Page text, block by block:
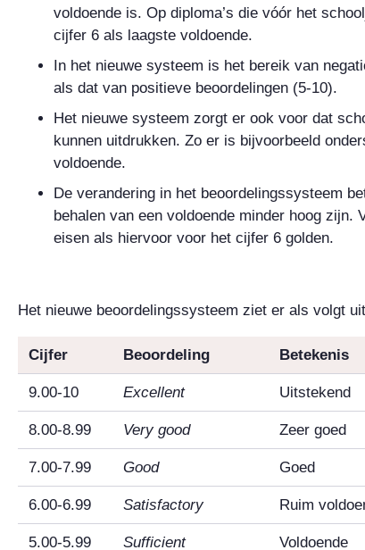
voldoende is. Op diploma’s die vóór het
cijfer 6 als laagste voldoende.
In het nieuwe systeem is het bereik van
als dat van positieve beoordelingen (5-10).
Het nieuwe systeem zorgt er ook voor dat
kunnen uitdrukken. Zo er is bijvoorbeeld
voldoende.
De verandering in het beoordelingssysteem
behalen van een voldoende minder hoog zijn.
eisen als hiervoor voor het cijfer 6 golden.
Het nieuwe beoordelingssysteem ziet er als volgt
Cijfer Beoordeling Betekenis
9.00-10 Excellent Uitstekend
8.00-8.99 Very good Zeer goed
7.00-7.99 Good Goed
6.00-6.99 Satisfactory Ruim
5.00-5.99 Sufficient Voldoende